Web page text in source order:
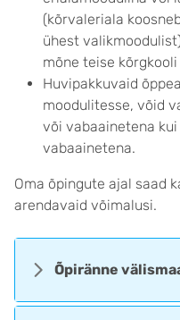
(kõrvaleriala
ühest
mõne teise
Huvipakkuvaid
moodulitesse, võid
või vabaainetena
vabaainetena.
Oma õpingute ajal saad
arendavaid võimalusi.
Õpiränne